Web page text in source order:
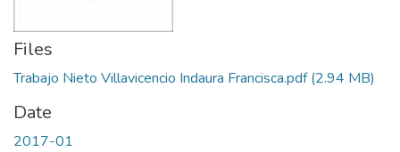
Files
Trabajo Nieto Villavicencio Indaura Francisca.pdf(2.94 MB)
Date
2017-01